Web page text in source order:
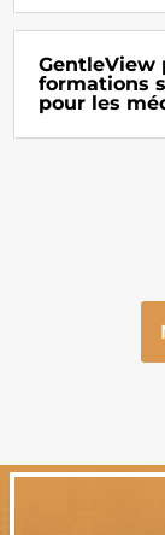
GentleView
formations
pour les